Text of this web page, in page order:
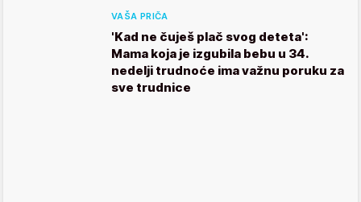
VAŠA PRIČA
'Kad ne čuješ plač svog deteta':
Mama koja je izgubila bebu u 34.
nedelji trudnoće ima važnu poruku za
sve trudnice